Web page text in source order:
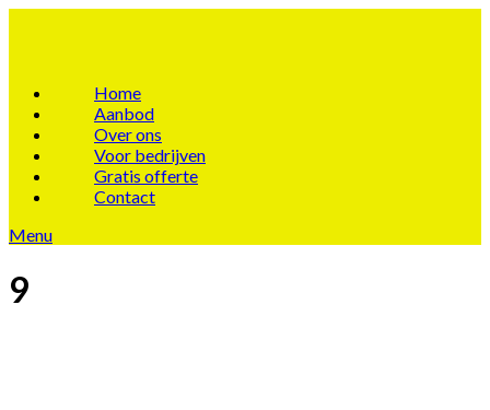
Home
Aanbod
Over ons
Voor bedrijven
Gratis offerte
Contact
Menu
9